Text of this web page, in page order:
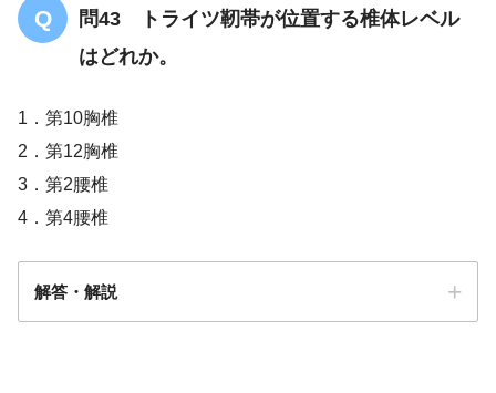
問43 トライツ靭帯が位置する椎体レベル
はどれか。
1．第10胸椎
2．第12胸椎
3．第2腰椎
4．第4腰椎
解答・解説